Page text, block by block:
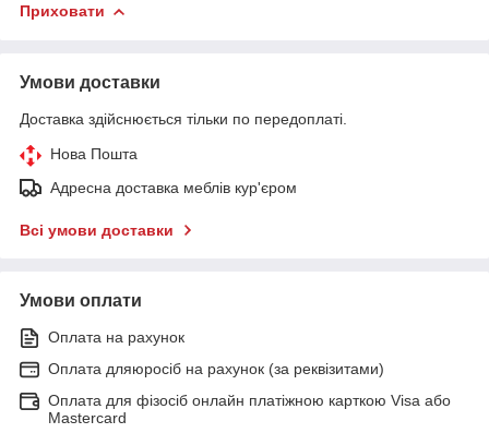
Приховати
Умови доставки
Доставка здійснюється тільки по передоплаті.
Нова Пошта
Адресна доставка меблів кур'єром
Всі умови доставки
Умови оплати
Оплата на рахунок
Оплата дляюросіб на рахунок (за реквізитами)
Оплата для фізосіб онлайн платіжною карткою Visa або
Mastercard